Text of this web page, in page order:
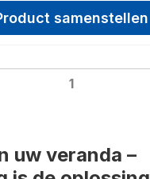
samenstellen
1
uw veranda –